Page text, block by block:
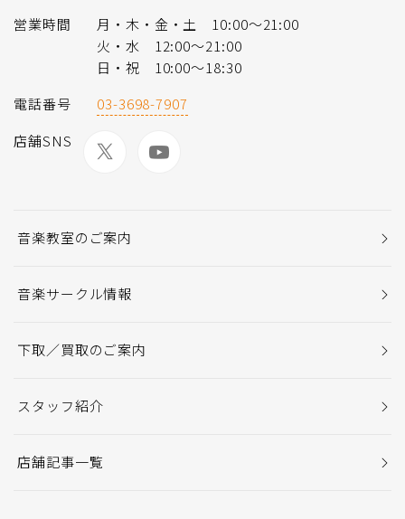
営業時間
月・木・金・土 10:00～21:00
火・水 12:00～21:00
日・祝 10:00～18:30
電話番号
03-3698-7907
店舗SNS
音楽教室のご案内
音楽サークル情報
下取／買取のご案内
スタッフ紹介
店舗記事一覧